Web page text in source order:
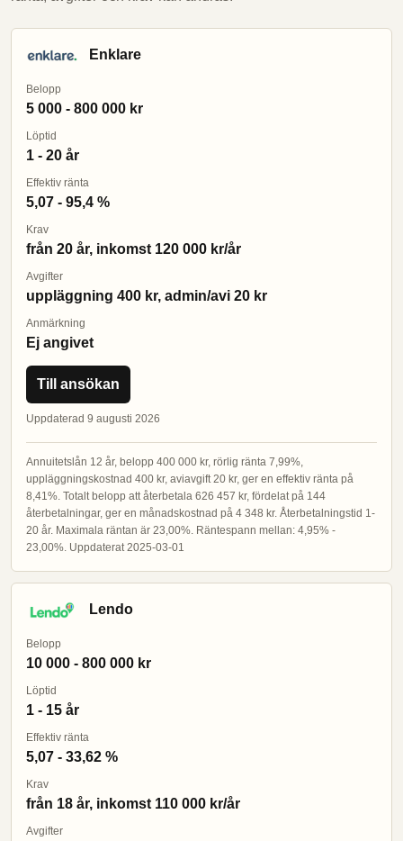
Enklare
Belopp
5 000 - 800 000 kr
Löptid
1 - 20 år
Effektiv ränta
5,07 - 95,4 %
Krav
från 20 år, inkomst 120 000 kr/år
Avgifter
uppläggning 400 kr, admin/avi 20 kr
Anmärkning
Ej angivet
Till ansökan
Uppdaterad 9 augusti 2026
Annuitetslån 12 år, belopp 400 000 kr, rörlig ränta 7,99%,
uppläggningskostnad 400 kr, aviavgift 20 kr, ger en effektiv ränta på
8,41%. Totalt belopp att återbetala 626 457 kr, fördelat på 144
återbetalningar, ger en månadskostnad på 4 348 kr. Återbetalningstid 1-
20 år. Maximala räntan är 23,00%. Räntespann mellan: 4,95% -
23,00%. Uppdaterat 2025-03-01
Lendo
Belopp
10 000 - 800 000 kr
Löptid
1 - 15 år
Effektiv ränta
5,07 - 33,62 %
Krav
från 18 år, inkomst 110 000 kr/år
Avgifter